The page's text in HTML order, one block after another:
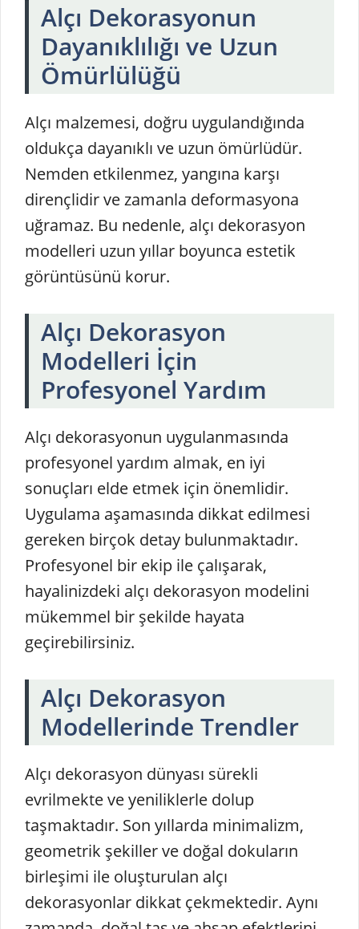
Alçı Dekorasyonun
Dayanıklılığı ve Uzun
Ömürlülüğü
Alçı malzemesi, doğru uygulandığında
oldukça dayanıklı ve uzun ömürlüdür.
Nemden etkilenmez, yangına karşı
dirençlidir ve zamanla deformasyona
uğramaz. Bu nedenle, alçı dekorasyon
modelleri uzun yıllar boyunca estetik
görüntüsünü korur.
Alçı Dekorasyon
Modelleri İçin
Profesyonel Yardım
Alçı dekorasyonun uygulanmasında
profesyonel yardım almak, en iyi
sonuçları elde etmek için önemlidir.
Uygulama aşamasında dikkat edilmesi
gereken birçok detay bulunmaktadır.
Profesyonel bir ekip ile çalışarak,
hayalinizdeki alçı dekorasyon modelini
mükemmel bir şekilde hayata
geçirebilirsiniz.
Alçı Dekorasyon
Modellerinde Trendler
Alçı dekorasyon dünyası sürekli
evrilmekte ve yeniliklerle dolup
taşmaktadır. Son yıllarda minimalizm,
geometrik şekiller ve doğal dokuların
birleşimi ile oluşturulan alçı
dekorasyonlar dikkat çekmektedir. Aynı